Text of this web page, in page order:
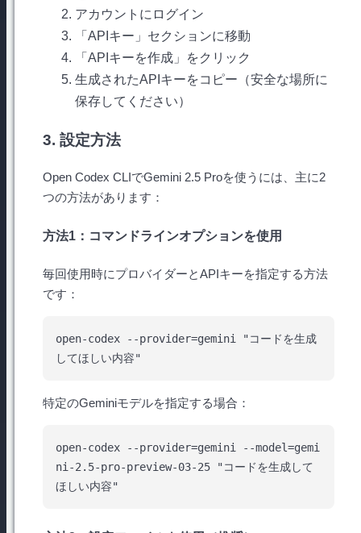
アカウントにログイン
「APIキー」セクションに移動
「APIキーを作成」をクリック
生成されたAPIキーをコピー（安全な場所に
保存してください）
3. 設定方法
Open Codex CLIでGemini 2.5 Proを使うには、主に2
つの方法があります：
方法1：コマンドラインオプションを使用
毎回使用時にプロバイダーとAPIキーを指定する方法
です：
open-codex --provider=gemini "コードを生成
特定のGeminiモデルを指定する場合：
open-codex --provider=gemini --model=gemi
ni-2.5-pro-preview-03-25 "コードを生成して